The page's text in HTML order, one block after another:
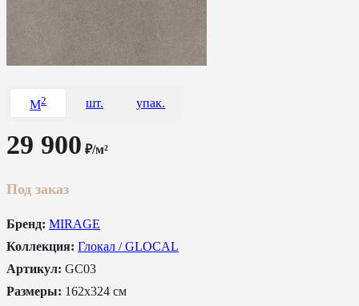
M2 шт. упак.
29 900 ₽/м²
Под заказ
Бренд: MIRAGE
Коллекция: Глокал / GLOCAL
Артикул: GC03
Размеры: 162x324 см